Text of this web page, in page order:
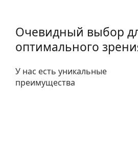
Очевидный выбор
оптимального
У нас есть уникальные
преимущества